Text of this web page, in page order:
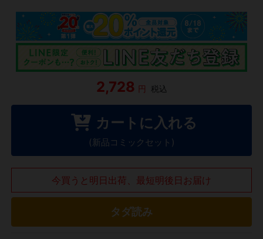
2,728 円 税込
カートに入れる
(新品コミックセット)
今買うと明日出荷、最短明後日お届け
タダ読み